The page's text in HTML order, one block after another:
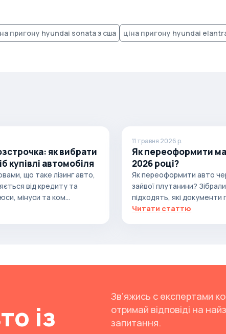
пригону hyundai sonata з сша
ціна пригону hyundai
як вибрати
купівлі автомобіля
що таке лізинг авто,
від кредиту та
мінуси та ком...
11 травня 2026 р.
Як переоформити
2026 році?
Як переоформити авто
зайвої плутанини?
підходять, які документи
Читати статтю
із
Зв’яжись с експертами
отримай відповіді на
запитання.